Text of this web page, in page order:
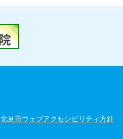
北見市ウェブアクセシビリティ方針